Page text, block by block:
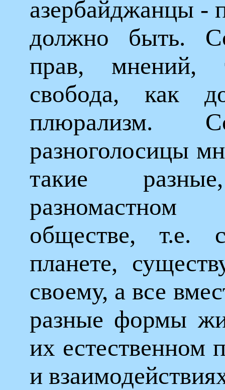
азербайджанцы -
должно быть.
прав, мнений,
свобода, как
плюрализм.
разноголосицы
такие
обществе, т.е.
планете,
своему, а все
разные формы
их естественном
и